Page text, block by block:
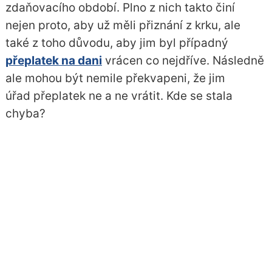
zdaňovacího období. Plno z nich takto činí
nejen proto, aby už měli přiznání z krku, ale
také z toho důvodu, aby jim byl případný
přeplatek na dani vrácen co nejdříve. Následně
ale mohou být nemile překvapeni, že jim
úřad přeplatek ne a ne vrátit. Kde se stala
chyba?